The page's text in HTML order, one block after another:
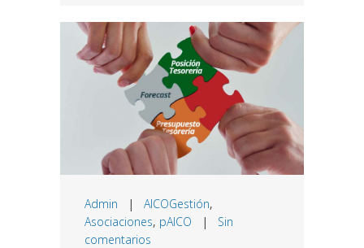
Admin | AICOGestión,
Asociaciones, pAICO | Sin
comentarios